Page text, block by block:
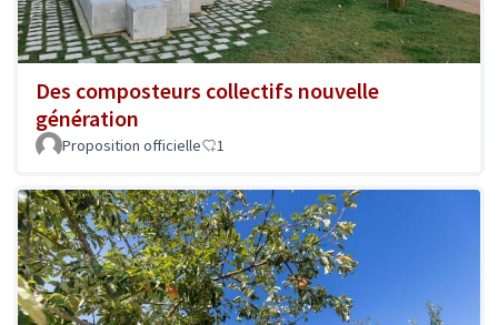
Des composteurs collectifs nouvelle
génération
Proposition officielle 1